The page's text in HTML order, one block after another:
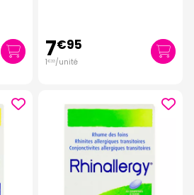
7€95
1€33/unité